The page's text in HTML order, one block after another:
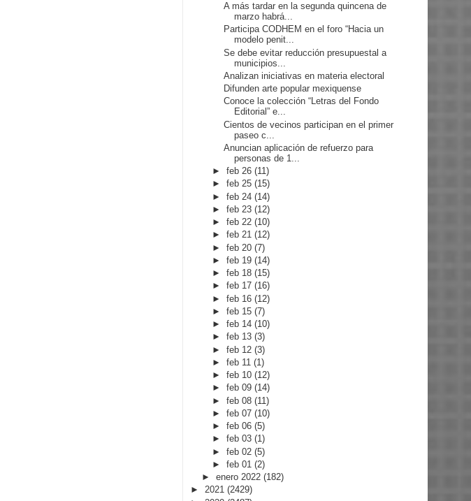
A más tardar en la segunda quincena de
marzo habrá...
Participa CODHEM en el foro “Hacia un
modelo penit...
Se debe evitar reducción presupuestal a
municipios...
Analizan iniciativas en materia electoral
Difunden arte popular mexiquense
Conoce la colección “Letras del Fondo
Editorial” e...
Cientos de vecinos participan en el primer
paseo c...
Anuncian aplicación de refuerzo para
personas de 1...
►feb 26(11)
►feb 25(15)
►feb 24(14)
►feb 23(12)
►feb 22(10)
►feb 21(12)
►feb 20(7)
►feb 19(14)
►feb 18(15)
►feb 17(16)
►feb 16(12)
►feb 15(7)
►feb 14(10)
►feb 13(3)
►feb 12(3)
►feb 11(1)
►feb 10(12)
►feb 09(14)
►feb 08(11)
►feb 07(10)
►feb 06(5)
►feb 03(1)
►feb 02(5)
►feb 01(2)
► enero 2022 (182)
► 2021 (2429)